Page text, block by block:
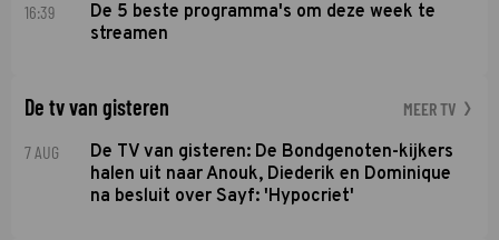
16:39
De 5 beste programma's om deze week te
streamen
De tv van gisteren MEER TV
7 AUG
De TV van gisteren: De Bondgenoten-kijkers
halen uit naar Anouk, Diederik en Dominique
na besluit over Sayf: 'Hypocriet'